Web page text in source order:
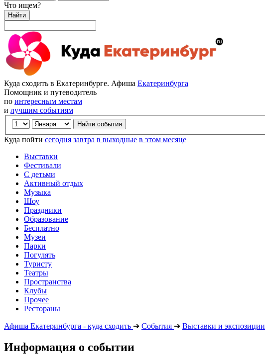
Что ищем?
Найти
Куда сходить в Екатеринбурге. Афиша Екатеринбурга
Помощник и путеводитель
по интересным местам
и лучшим событиям
Куда пойти сегодня завтра в выходные в этом месяце
Выставки
Фестивали
С детьми
Активный отдых
Музыка
Шоу
Праздники
Образование
Бесплатно
Музеи
Парки
Погулять
Туристу
Театры
Пространства
Клубы
Прочее
Рестораны
Афиша Екатеринбурга - куда сходить ➔ События ➔ Выставки и экспозиции
Информация о событии